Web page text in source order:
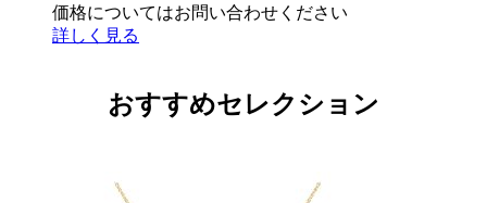
価格についてはお問い合わせください
詳しく見る
おすすめセレクション